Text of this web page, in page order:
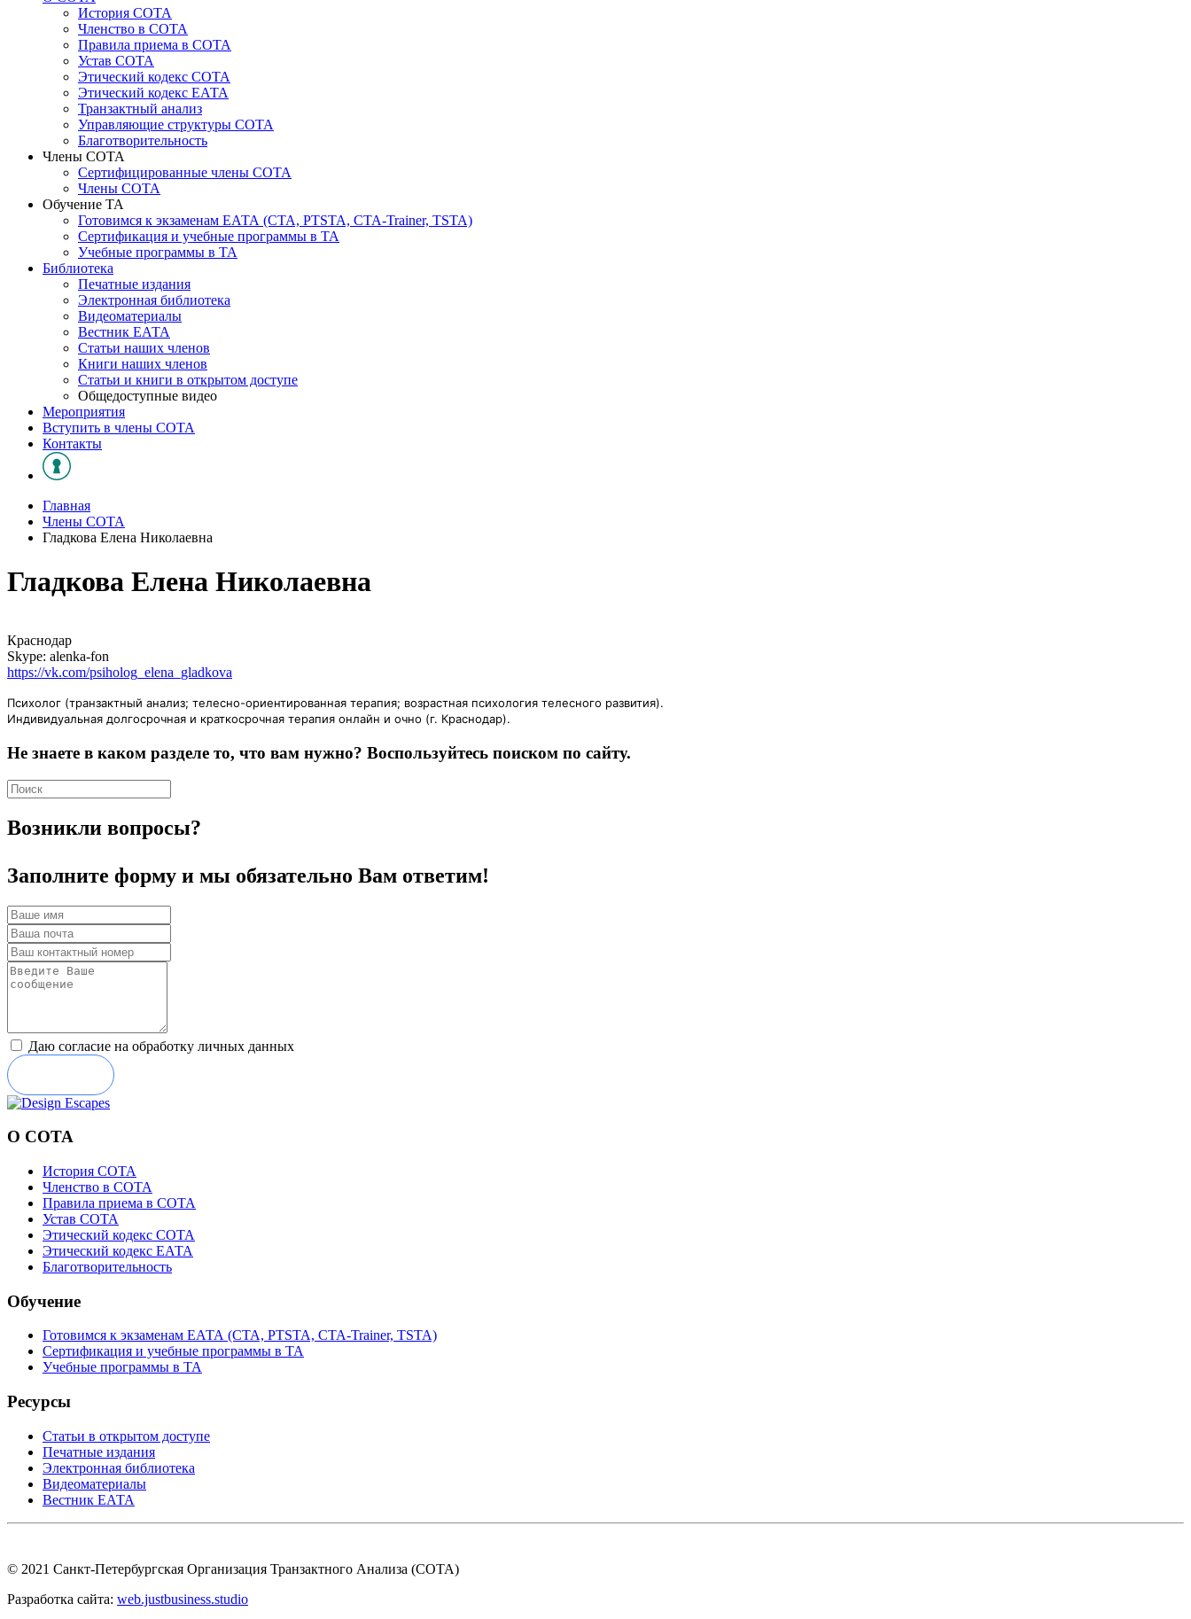
История СОТА
Членство в СОТА
Правила приема в СОТА
Устав СОТА
Этический кодекс СОТА
Этический кодекс ЕАТА
Транзактный анализ
Управляющие структуры СОТА
Благотворительность
Члены СОТА
Сертифицированные члены СОТА
Члены СОТА
Обучение ТА
Готовимся к экзаменам ЕАТА (СТА, PTSTA, СТА-Trainer, TSTA)
Сертификация и учебные программы в ТА
Учебные программы в ТА
Библиотека
Печатные издания
Электронная библиотека
Видеоматериалы
Вестник ЕАТА
Статьи наших членов
Книги наших членов
Статьи и книги в открытом доступе
Общедоступные видео
Мероприятия
Вступить в члены СОТА
Контакты
Главная
Члены СОТА
Гладкова Елена Николаевна
Гладкова Елена Николаевна
Краснодар
Skype: alenka-fon
https://vk.com/psiholog_elena_gladkova
Психолог (транзактный анализ; телесно-ориентированная терапия; возрастная психология телесного развития).
Индивидуальная долгосрочная и краткосрочная терапия онлайн и очно (г. Краснодар).
Не знаете в каком разделе то, что вам нужно? Воспользуйтесь поиском по сайту.
Возникли вопросы?
Заполните форму и мы обязательно Вам ответим!
Даю согласие на обработку личных данных
О СОТА
История СОТА
Членство в СОТА
Правила приема в СОТА
Устав СОТА
Этический кодекс СОТА
Этический кодекс ЕАТА
Благотворительность
Обучение
Готовимся к экзаменам ЕАТА (СТА, PTSTA, СТА-Trainer, TSTA)
Сертификация и учебные программы в ТА
Учебные программы в ТА
Ресурсы
Статьи в открытом доступе
Печатные издания
Электронная библиотека
Видеоматериалы
Вестник ЕАТА
© 2021 Санкт-Петербургская Организация Транзактного Анализа (СОТА)
Разработка сайта: web.justbusiness.studio